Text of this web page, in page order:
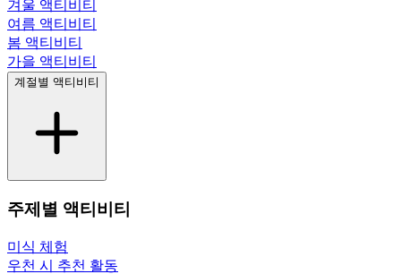
겨울 액티비티
여름 액티비티
봄 액티비티
가을 액티비티
계절별 액티비티
주제별 액티비티
미식 체험
우천 시 추천 활동